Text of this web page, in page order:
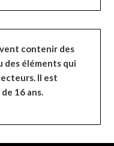
contenir des
des éléments qui
Il est
16 ans.